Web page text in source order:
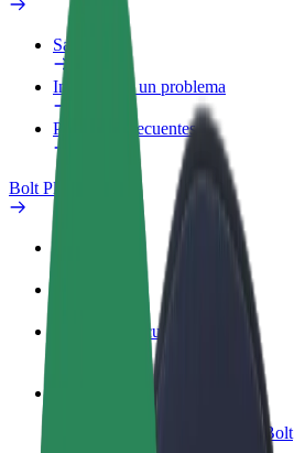
Safety Lab
Informar de un problema
Preguntas frecuentes
Bolt Plus
Preguntas frecuentes
Colaborar como conductor
Gana dinero colaborando con Bolt